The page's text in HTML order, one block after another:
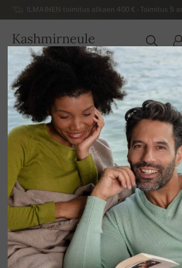
ILMAINEN toimitus alkaen 400 € - Toimitus 5
Kashmirneule
SUOMI
Kotiin Naisten kashmirneuleet Naisten v-